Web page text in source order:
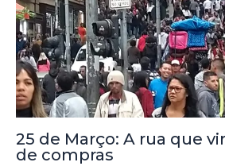
25 de Março: A rua que
de compras